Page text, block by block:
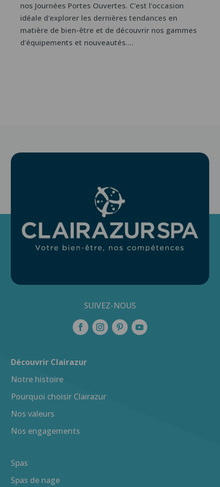
nos Journées Portes Ouvertes. C'est l'occasion
idéale d'explorer les dernières tendances en
matière de bien-être et de découvrir nos gammes
d'équipements et nouveautés....
SUIVEZ-NOUS
Découvrir Clairazur
Notre histoire
Pourquoi choisir Clairazur
Nos valeurs
Nos engagements
Spas
Spas de nage